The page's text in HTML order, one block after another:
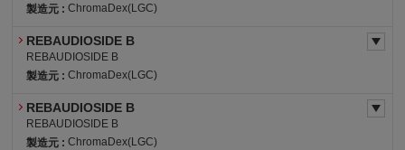
製造元 :ChromaDex(LGC)
REBAUDIOSIDE B
REBAUDIOSIDE B
製造元 :ChromaDex(LGC)
REBAUDIOSIDE B
REBAUDIOSIDE B
製造元 :ChromaDex(LGC)